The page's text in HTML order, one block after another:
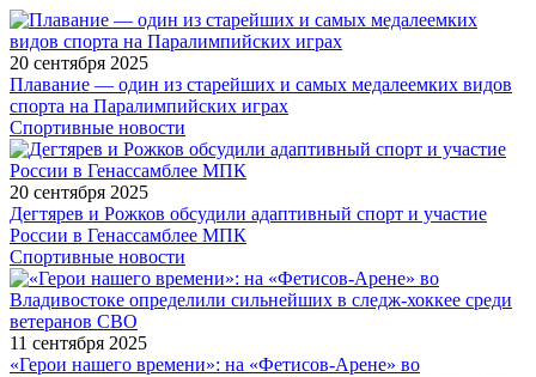
20 сентября 2025
Плавание — один из старейших и самых медалеемких видов
спорта на Паралимпийских играх
Спортивные новости
20 сентября 2025
Дегтярев и Рожков обсудили адаптивный спорт и участие
России в Генассамблее МПК
Спортивные новости
11 сентября 2025
«Герои нашего времени»: на «Фетисов-Арене» во